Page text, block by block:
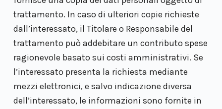
trattamento. In caso di ulteriori copie richieste
dall’interessato, il Titolare o Responsabile del
trattamento può addebitare un contributo spese
ragionevole basato sui costi amministrativi. Se
l’interessato presenta la richiesta mediante
mezzi elettronici, e salvo indicazione diversa
dell’interessato, le informazioni sono fornite in